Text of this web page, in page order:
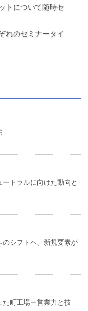
トについて随時セ
れのセミナータイ
ートラルに向けた動向と
のシフトへ、新規要素が
た町工場ー営業力と技